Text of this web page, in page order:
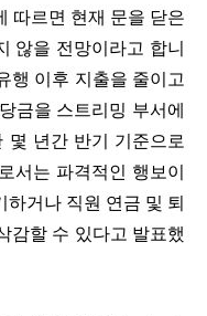
따르면 현재 문을 닫은
않을 전망이라고 합니
행 이후 지출을 줄이고
금을 스트리밍 부서에
몇 년간 반기 기준으로
서는 파격적인 행보이
거나 직원 연금 및 퇴
감할 수 있다고 발표했